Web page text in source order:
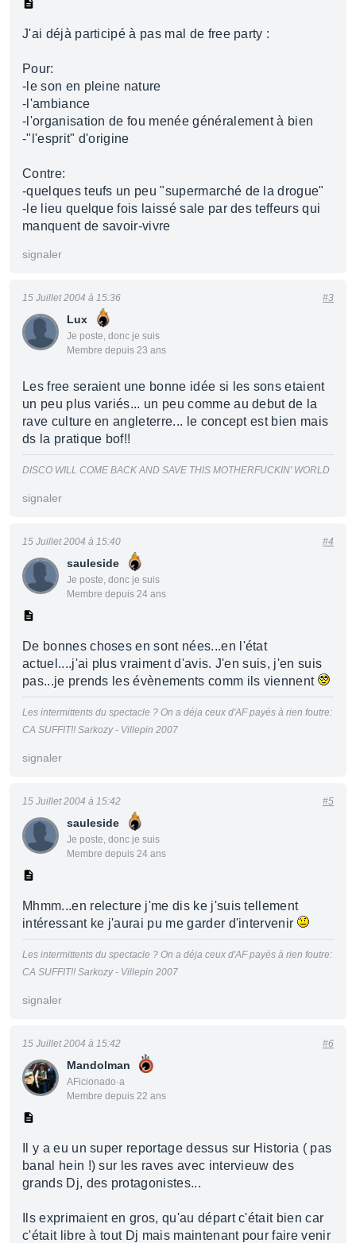
J'ai déjà participé à pas mal de free party :
Pour:
-le son en pleine nature
-l'ambiance
-l'organisation de fou menée généralement à bien
-"l'esprit" d'origine
Contre:
-quelques teufs un peu "supermarché de la drogue"
-le lieu quelque fois laissé sale par des teffeurs qui
manquent de savoir-vivre
signaler
Lux
Je poste, donc je suis
Membre depuis 23 ans
15 Juillet 2004 à 15:36 #3
Les free seraient une bonne idée si les sons etaient
un peu plus variés... un peu comme au debut de la
rave culture en angleterre... le concept est bien mais
ds la pratique bof!!
DISCO WILL COME BACK AND SAVE THIS MOTHERFUCKIN' WORLD
signaler
sauleside
Je poste, donc je suis
Membre depuis 24 ans
15 Juillet 2004 à 15:40 #4
De bonnes choses en sont nées...en l'état
actuel....j'ai plus vraiment d'avis. J'en suis, j'en suis
pas...je prends les évènements comm ils viennent
Les intermittents du spectacle ? On a déja ceux d'AF payés à rien foutre:
CA SUFFIT!! Sarkozy - Villepin 2007
signaler
sauleside
Je poste, donc je suis
Membre depuis 24 ans
15 Juillet 2004 à 15:42 #5
Mhmm...en relecture j'me dis ke j'suis tellement
intéressant ke j'aurai pu me garder d'intervenir
Les intermittents du spectacle ? On a déja ceux d'AF payés à rien foutre:
CA SUFFIT!! Sarkozy - Villepin 2007
signaler
Mandolman
AFicionado·a
Membre depuis 22 ans
15 Juillet 2004 à 15:42 #6
Il y a eu un super reportage dessus sur Historia ( pas
banal hein !) sur les raves avec intervieuw des
grands Dj, des protagonistes...
Ils exprimaient en gros, qu'au départ c'était bien car
c'était libre à tout Dj mais maintenant pour faire venir